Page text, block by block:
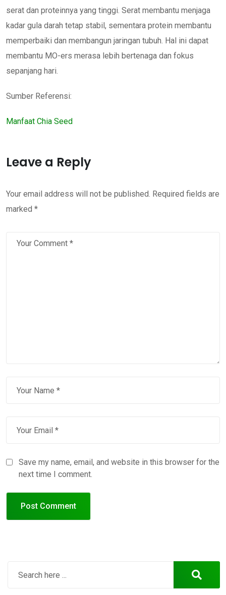
serat dan proteinnya yang tinggi. Serat membantu menjaga
kadar gula darah tetap stabil, sementara protein membantu
memperbaiki dan membangun jaringan tubuh. Hal ini dapat
membantu MO-ers merasa lebih bertenaga dan fokus
sepanjang hari.
Sumber Referensi:
Manfaat Chia Seed
Leave a Reply
Your email address will not be published. Required fields are
marked *
Save my name, email, and website in this browser for the
next time I comment.